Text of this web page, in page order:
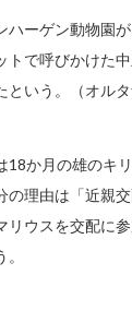
ハーゲン動物園
トで呼びかけた
という。（オル
18か月の雄のキ
の理由は「近親
リウスを交配に